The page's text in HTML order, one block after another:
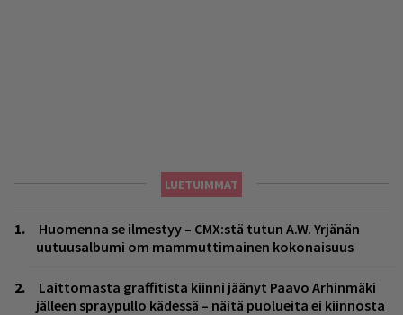
LUETUIMMAT
Huomenna se ilmestyy – CMX:stä tutun A.W. Yrjänän
uutuusalbumi om mammuttimainen kokonaisuus
Laittomasta graffitista kiinni jäänyt Paavo Arhinmäki
jälleen spraypullo kädessä – näitä puolueita ei kiinnosta